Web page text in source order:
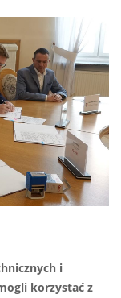
i
korzystać z